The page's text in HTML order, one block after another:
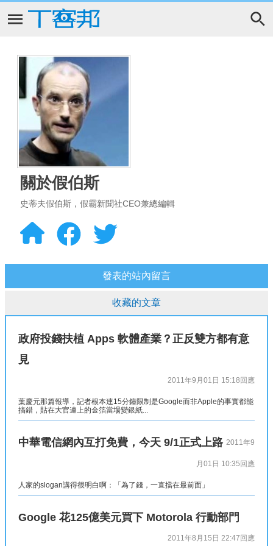
關於假伯斯
史蒂夫假伯斯，假霸新聞社CEO兼總編輯
發表的站內留言
收藏的文章
政府投錢扶植 Apps 軟體產業？正反雙方都有意
見
2011年9月01日 15:18 回應
葉慶元那篇報導，記者根本連15分鐘限制是Google而非Apple的事實都能
搞錯，貼在大官連上的金箔當場變銀紙...
中華電信網內互打免費，今天 9/1正式上路 2011年9
月01日 10:35 回應
人家的slogan講得很明白啊：「為了錢，一直擋在最前面」
Google 花125億美元買下 Motorola 行動部門
2011年8月15日 22:47 回應